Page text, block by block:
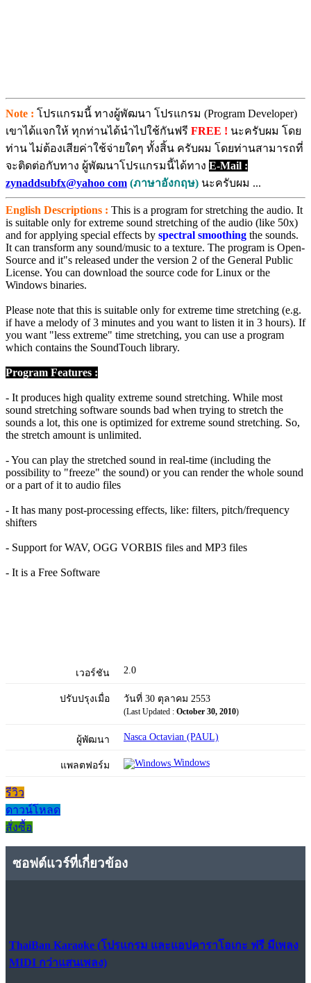
Note : โปรแกรมนี้ ทางผู้พัฒนา โปรแกรม (Program Developer)
เขาได้แจกให้ ทุกท่านได้นำไปใช้กันฟรี FREE ! นะครับผม โดย
ท่าน ไม่ต้องเสียค่าใช้จ่ายใดๆ ทั้งสิ้น ครับผม โดยท่านสามารถที่
จะติดต่อกับทาง ผู้พัฒนาโปรแกรมนี้ได้ทาง E-Mail :
zynaddsubfx@yahoo com (ภาษาอังกฤษ) นะครับผม ...
English Descriptions : This is a program for stretching the audio. It
is suitable only for extreme sound stretching of the audio (like 50x)
and for applying special effects by spectral smoothing the sounds.
It can transform any sound/music to a texture. The program is Open-
Source and it"s released under the version 2 of the General Public
License. You can download the source code for Linux or the
Windows binaries.
Please note that this is suitable only for extreme time stretching (e.g.
if have a melody of 3 minutes and you want to listen it in 3 hours). If
you want "less extreme" time stretching, you can use a program
which contains the SoundTouch library.
Program Features :
- It produces high quality extreme sound stretching. While most
sound stretching software sounds bad when trying to stretch the
sounds a lot, this one is optimized for extreme sound stretching. So,
the stretch amount is unlimited.
- You can play the stretched sound in real-time (including the
possibility to "freeze" the sound) or you can render the whole sound
or a part of it to audio files
- It has many post-processing effects, like: filters, pitch/frequency
shifters
- Support for WAV, OGG VORBIS files and MP3 files
- It is a Free Software
เวอร์ชัน 2.0
ปรับปรุงเมื่อ วันที่ 30 ตุลาคม 2553
(Last Updated : October 30, 2010)
ผู้พัฒนา Nasca Octavian (PAUL)
แพลตฟอร์ม Windows
รีวิว
ดาวน์โหลด
สั่งซื้อ
ซอฟต์แวร์ที่เกี่ยวข้อง
ThaiBan Karaoke (โปรแกรม และแอปคาราโอเกะ ฟรี มีเพลง
MIDI กว่าแสนเพลง)